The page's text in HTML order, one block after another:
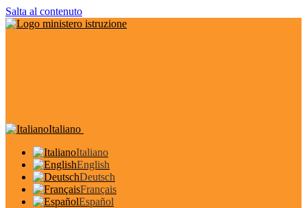
Salta al contenuto
Italiano
Italiano
English
Deutsch
Français
Español